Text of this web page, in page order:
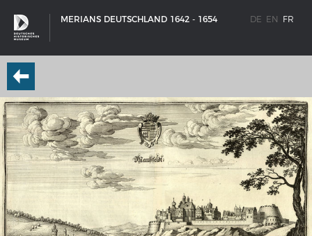
MERIANS DEUTSCHLAND 1642 - 1654 DE EN FR